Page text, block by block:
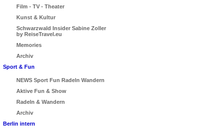
Film - TV - Theater
Kunst & Kultur
Schwarzwald Insider Sabine Zoller
by ReiseTravel.eu
Memories
Archiv
Sport & Fun
NEWS Sport Fun Radeln Wandern
Aktive Fun & Show
Radeln & Wandern
Archiv
Berlin intern